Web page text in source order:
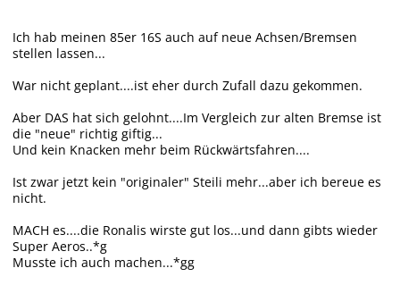
Ich hab meinen 85er 16S auch auf neue Achsen/Bremsen
stellen lassen...
War nicht geplant....ist eher durch Zufall dazu gekommen.
Aber DAS hat sich gelohnt....Im Vergleich zur alten Bremse ist
die "neue" richtig giftig...
Und kein Knacken mehr beim Rückwärtsfahren....
Ist zwar jetzt kein "originaler" Steili mehr...aber ich bereue es
nicht.
MACH es....die Ronalis wirste gut los...und dann gibts wieder
Super Aeros..*g
Musste ich auch machen...*gg